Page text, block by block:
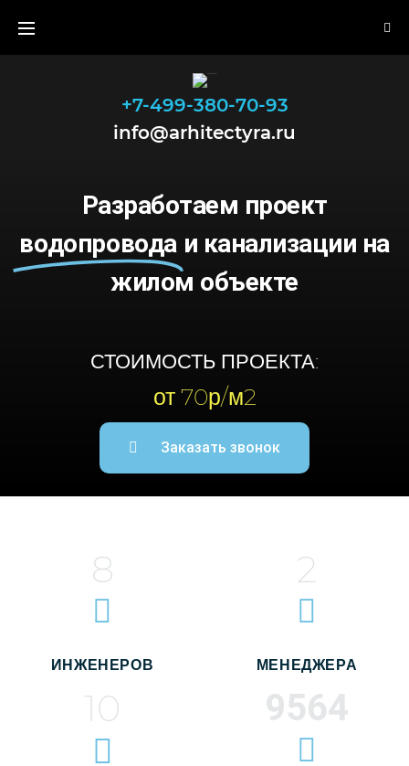
+7-499-380-70-93
info@arhitectyra.ru
Разработаем проект
водопровода и канализации на
жилом объекте
СТОИМОСТЬ ПРОЕКТА:
от 70р/м2
Заказать звонок
8
ИНЖЕНЕРОВ
2
МЕНЕДЖЕРА
10 9564